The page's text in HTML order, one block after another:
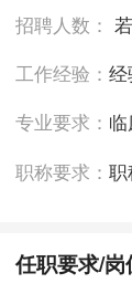
招聘人数：
工作经验：经
专业要求：
职称要求：职
任职要求/